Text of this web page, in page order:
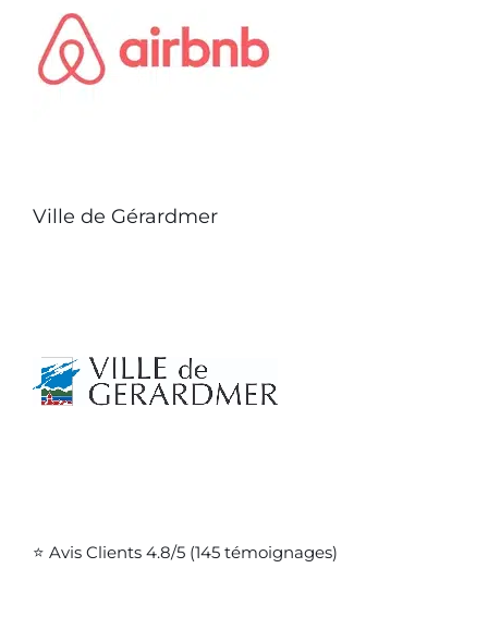
Ville de Gérardmer
⭐ Avis Clients 4.8/5 (145 témoignages)